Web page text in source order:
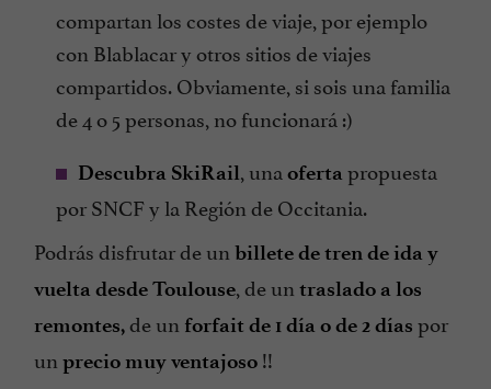
compartan los costes de viaje, por ejemplo
con Blablacar y otros sitios de viajes
compartidos. Obviamente, si sois una familia
de 4 o 5 personas, no funcionará :)
Descubra SkiRail, una oferta propuesta
por SNCF y la Región de Occitania.
Podrás disfrutar de un billete de tren de ida y
vuelta desde Toulouse, de un traslado a los
remontes,de un forfait de 1 día o de 2 días por
un precio muy ventajoso !!